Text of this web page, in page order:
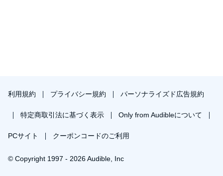
利用規約 プライバシー規約 パーソナライズド広告規約
特定商取引法に基づく表示 Only from Audibleについて
PCサイト クーポンコードのご利用
© Copyright 1997 - 2026 Audible, Inc